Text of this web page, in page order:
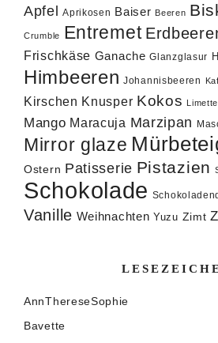
Apfel Aprikosen Baiser Beeren
Crumble Entremet
Frischkäse Ganache Glanzglasur
Himbeeren Johannisbeeren
Kirschen Knusper Kokos
Mango Maracuja Marzipan
Mirror glaze
Ostern Patisserie Pistazien
Schokolade
Vanille Weihnachten Yuzu Zimt
AnnThereseSophie
Bavette